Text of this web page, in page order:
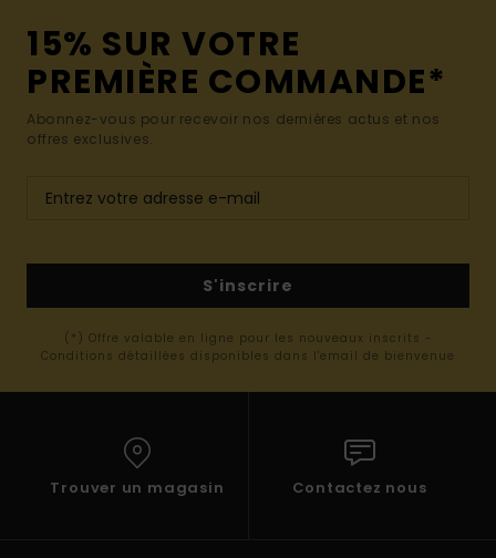
15% SUR VOTRE
PREMIÈRE COMMANDE*
Abonnez-vous pour recevoir nos dernières actus et nos
offres exclusives.
S'inscrire
(*) Offre valable en ligne pour les nouveaux inscrits -
Conditions détaillées disponibles dans l'email de bienvenue
Trouver un magasin Contactez nous